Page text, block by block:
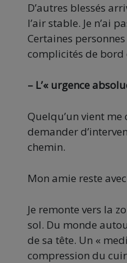
D’autres blessés
l’air stable. Je n’ai
Certaines personnes
complicités de bord
– L’« urgence
Quelqu’un vient
demander
chemin.
Mon amie reste
Je remonte vers la
sol. Du monde
de sa tête. Un «
compression du